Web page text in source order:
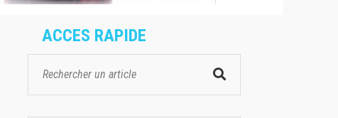
ACCES RAPIDE